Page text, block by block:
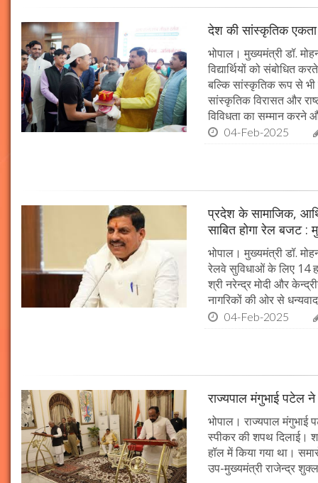
देश की सांस्कृतिक
भोपाल। मुख्यमंत्री डॉ.
विद्यार्थियों को संबोधित
बल्कि सांस्कृतिक रूप से भी
सांस्कृतिक विरासत और
विविधता का सम्मान
04-Feb-2025
प्रदेश के सामाजिक,
साबित होगा रेल बजट :
भोपाल। मुख्यमंत्री डॉ.
रेलवे सुविधाओं के लिए 14
श्री नरेन्द्र मोदी और
नागरिकों की ओर से
04-Feb-2025
राज्यपाल मंगुभाई पटेल ने
भोपाल। राज्यपाल मंगुभाई
स्पीकर की शपथ दिलाई।
हॉल में किया गया था।
उप-मुख्यमंत्री राजेन्द्र